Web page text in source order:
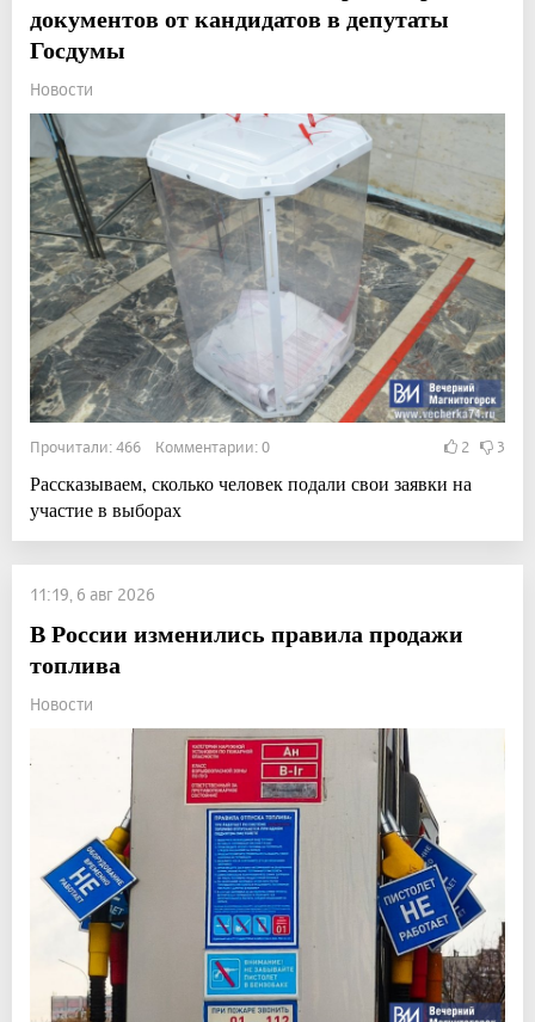
документов от кандидатов в депутаты
Госдумы
Новости
Прочитали: 466 Комментарии: 0 2 3
Рассказываем, сколько человек подали свои заявки на
участие в выборах
11:19, 6 авг 2026
В России изменились правила продажи
топлива
Новости